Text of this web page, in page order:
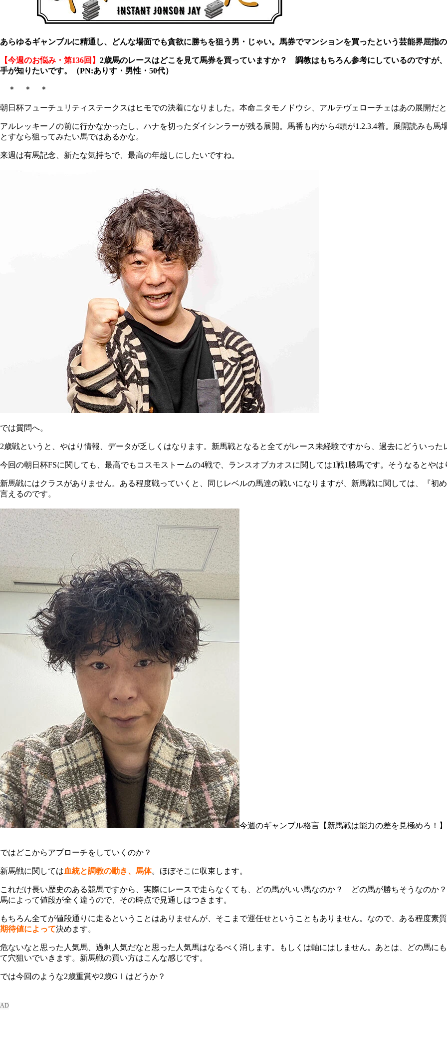
あらゆるギャンブルに精通し、どんな場面でも貪欲に勝ちを狙う男・じゃい。馬券でマンションを買ったという芸能界屈指
【今週のお悩み・第136回】 2歳馬のレースはどこを見て馬券を買っていますか？ 調教はもちろん参考にしているのですが
手が知りたいです。（PN:ありす・男性・50代）
＊ ＊ ＊
朝日杯フューチュリティステークスはヒモでの決着になりました。本命ニタモノドウシ、アルテヴェローチェはあの展開だと
アルレッキーノの前に行かなかったし、ハナを切ったダイシンラーが残る展開。馬番も内から4頭が1.2.3.4着。展開読みも
とすなら狙ってみたい馬ではあるかな。
来週は有馬記念、新たな気持ちで、最高の年越しにしたいですね。
では質問へ。
2歳戦というと、やはり情報、データが乏しくはなります。新馬戦となると全てがレース未経験ですから、過去にどういった
今回の朝日杯FSに関しても、最高でもコスモストームの4戦で、ランスオブカオスに関しては1戦1勝馬です。そうなるとやは
新馬戦にはクラスがありません。ある程度戦っていくと、同じレベルの馬達の戦いになりますが、新馬戦に関しては、『初
言えるのです。
今週のギャンブル格言【新馬戦は能力の差を見極めろ！】
ではどこからアプローチをしていくのか？
新馬戦に関しては血統と調教の動き、馬体。ほぼそこに収束します。
これだけ長い歴史のある競馬ですから、実際にレースで走らなくても、どの馬がいい馬なのか？ どの馬が勝ちそうなの
馬によって値段が全く違うので、その時点で見通しはつきます。
もちろん全てが値段通りに走るということはありませんが、そこまで運任せということもありません。なので、ある程度素
期待値によって決めます。
危ないなと思った人気馬、過剰人気だなと思った人気馬はなるべく消します。もしくは軸にはしません。あとは、どの馬に
て穴狙いでいきます。新馬戦の買い方はこんな感じです。
では今回のような2歳重賞や2歳GⅠはどうか？